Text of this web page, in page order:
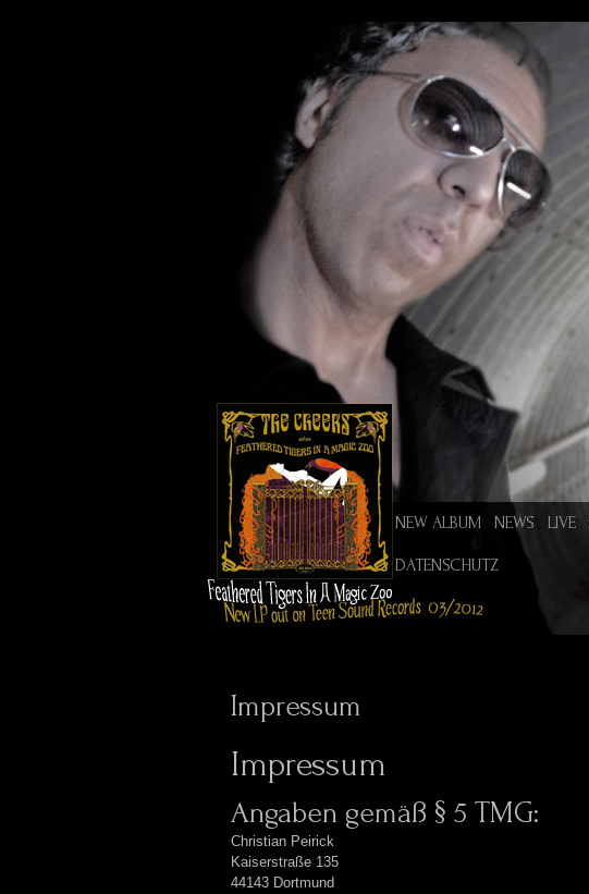
NEW ALBUM NEWS LIVE
DATENSCHUTZ
Impressum
Impressum
Angaben gemäß § 5 TMG:
Christian Peirick
Kaiserstraße 135
44143 Dortmund